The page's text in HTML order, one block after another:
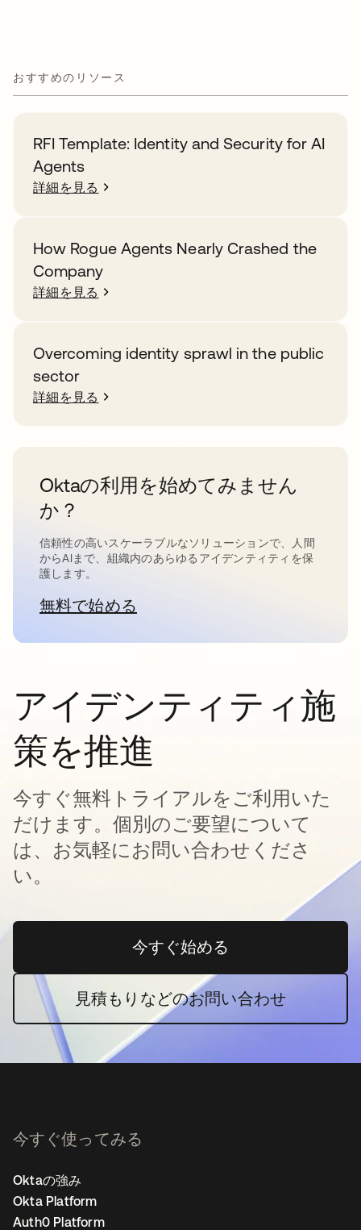
おすすめのリソース
RFI Template: Identity and Security for AI
Agents
詳細を見る
How Rogue Agents Nearly Crashed the
Company
詳細を見る
Overcoming identity sprawl in the public
sector
詳細を見る
Oktaの利用を始めてみません
か？
信頼性の高いスケーラブルなソリューションで、人間
からAIまで、組織内のあらゆるアイデンティティを保
護します。
無料で始める新しいタブで開く
アイデンティティ施
策を推進
今すぐ無料トライアルをご利用いた
だけます。個別のご要望について
は、お気軽にお問い合わせくださ
い。
今すぐ始める新しいタブで開く
見積もりなどのお問い合わせ
今すぐ使ってみる
Oktaの強み
Okta Platform
Auth0 Platform